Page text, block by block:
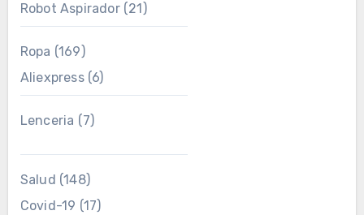
Robot Aspirador(21)
Ropa (169)
Aliexpress(6)
Lenceria (7)
Salud (148)
Covid-19 (17)